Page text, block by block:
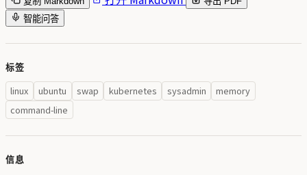
智能问答
标签
linux ubuntu swap kubernetes sysadmin
memory
command-line
信息